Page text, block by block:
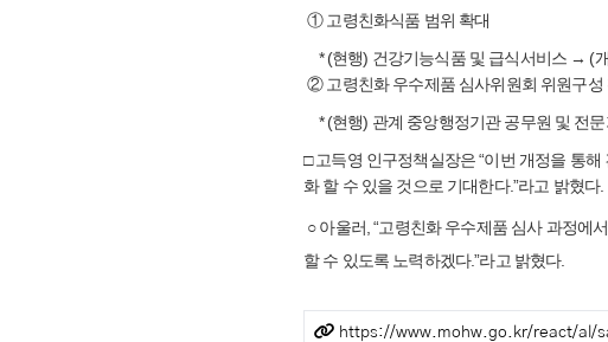
① 고령친화식품 범위 확대
* (현행) 건강기능식품 및 급식서비스 → (
② 고령친화 우수제품 심사위원회 위원구성
* (현행) 관계 중앙행정기관 공무원 및 전
□ 고득영 인구정책실장은 “이번 개정을 통
화 할 수 있을 것으로 기대한다.”라고 밝혔다.
○ 아울러, “고령친화 우수제품 심사 과정에
할 수 있도록 노력하겠다.”라고 밝혔다.
관련링크https://www.mohw.go.kr/react/al/